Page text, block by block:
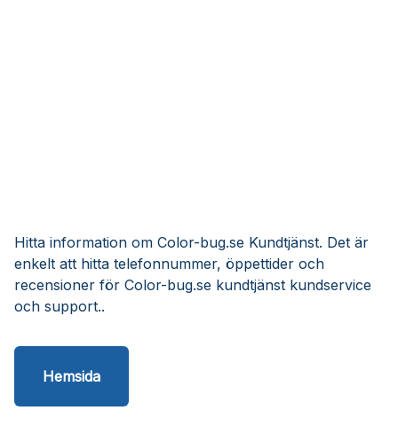
Hitta information om Color-bug.se Kundtjänst. Det är
enkelt att hitta telefonnummer, öppettider och
recensioner för Color-bug.se kundtjänst kundservice
och support..
Hemsida